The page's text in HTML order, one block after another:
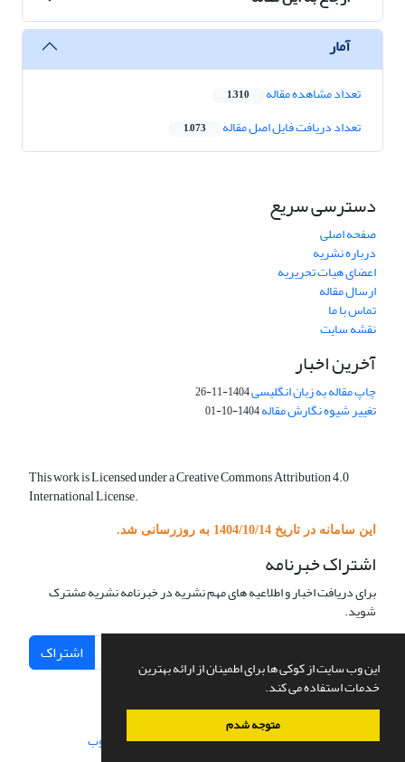
این وب سایت از کوکی ها برای اطمینان از ارائه بهترین
خدمات استفاده می کند.
متوجه شدم
آمار
تعداد مشاهده مقاله 1,310
تعداد دریافت فایل اصل مقاله 1,073
دسترسی سریع
صفحه اصلی
درباره نشریه
اعضای هیات تحریریه
ارسال مقاله
تماس با ما
نقشه سایت
آخرین اخبار
چاپ مقاله به زبان انگلیسی1404-11-26
تغییر شیوه نگارش مقاله1404-10-01
This work is Licensed under a Creative Commons Attribution 4.0
International License.
این سامانه در تاریخ 1404/10/14 به روزرسانی شد.
اشتراک خبرنامه
برای دریافت اخبار و اطلاعیه های مهم نشریه در خبرنامه نشریه مشترک
شوید.
اشتراک
سامانه مدیریت نشریات علمی.طراحی و پیاده سازی از سیناوب